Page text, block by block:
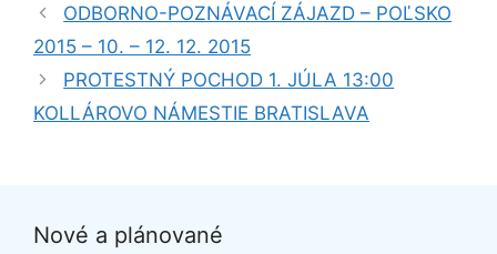
ODBORNO-POZNÁVACÍ ZÁJAZD – POĽSKO
2015 – 10. – 12. 12. 2015
PROTESTNÝ POCHOD 1. JÚLA 13:00
KOLLÁROVO NÁMESTIE BRATISLAVA
Nové a plánované